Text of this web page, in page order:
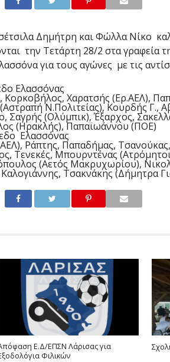
Δημήτρη και Φώλλα Νίκο
την Τετάρτη 28/2 στα γραφεία
για τους αγώνες με τις
Ελασσόνας
Χαρατσής (Ερ.ΑΕΛ),
Ν.Πολιτείας), Κουρδής Γ.,
(Ολύμπικ), Έξαρχος,
(Ηρακλής), Παπαϊωάννου (ΠΟΕ)
Ελασσόνας
Ράπτης, Παπαδήμας,
Τενεκές, Μπουρντένας
(Αετός Μακρυχωρίου),
Τσακνάκης (Δήμητρα
Ε.Δ/ΕΠΣΝ Λάρισας για
Φιλικών